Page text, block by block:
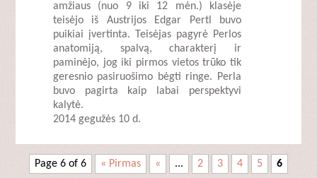
amžiaus (nuo 9 iki 12 mėn.) klasėje
teisėjo iš Austrijos Edgar Pertl buvo
puikiai įvertinta. Teisėjas pagyrė Perlos
anatomiją, spalvą, charakterį ir
paminėjo, jog iki pirmos vietos trūko tik
geresnio pasiruošimo bėgti ringe. Perla
buvo pagirta kaip labai perspektyvi
kalytė.
2014 gegužės 10 d.
Page 6 of 6 « Pirmas « ... 2 3 4 5 6